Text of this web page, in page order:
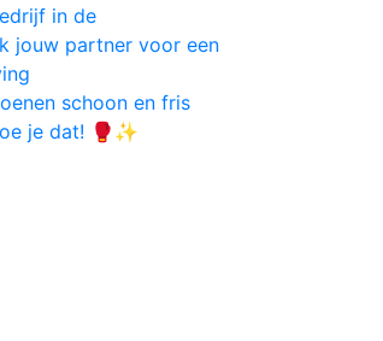
in de
jouw partner voor een
schoon en fris
je dat! 🥊✨